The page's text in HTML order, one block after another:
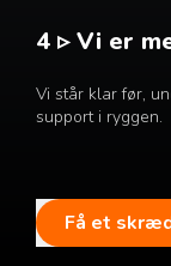
4 ▹ Vi er
Vi står klar før,
support i ryggen.
Få et